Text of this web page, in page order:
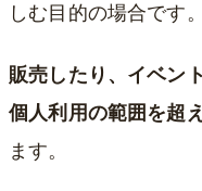
しむ目的の場合です。
販売したり、イベン
個人利用の範囲を超
ます。